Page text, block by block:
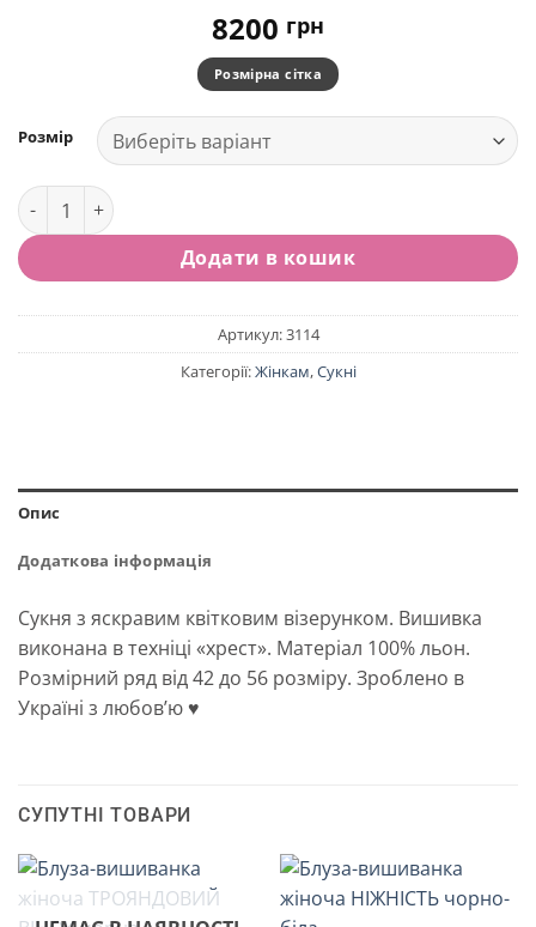
8200 грн
Розмірна сітка
Розмір
Жіноча сукня-вишиванка Квіткова темно-синя кількість
Додати в кошик
Артикул:3114
Категорії:Жінкам,Сукні
Опис
Додаткова інформація
Сукня з яскравим квітковим візерунком. Вишивка
виконана в техніці «хрест». Матеріал 100% льон.
Розмірний ряд від 42 до 56 розміру. Зроблено в
Україні з любов’ю ♥
СУПУТНІ ТОВАРИ